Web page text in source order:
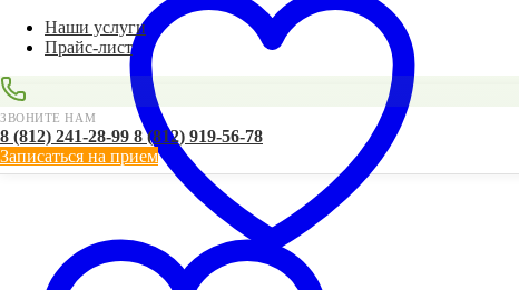
Наши услуги
Прайс-лист
ЗВОНИТЕ НАМ
8 (812) 241-28-99 8 (812) 919-56-78
Записаться на прием